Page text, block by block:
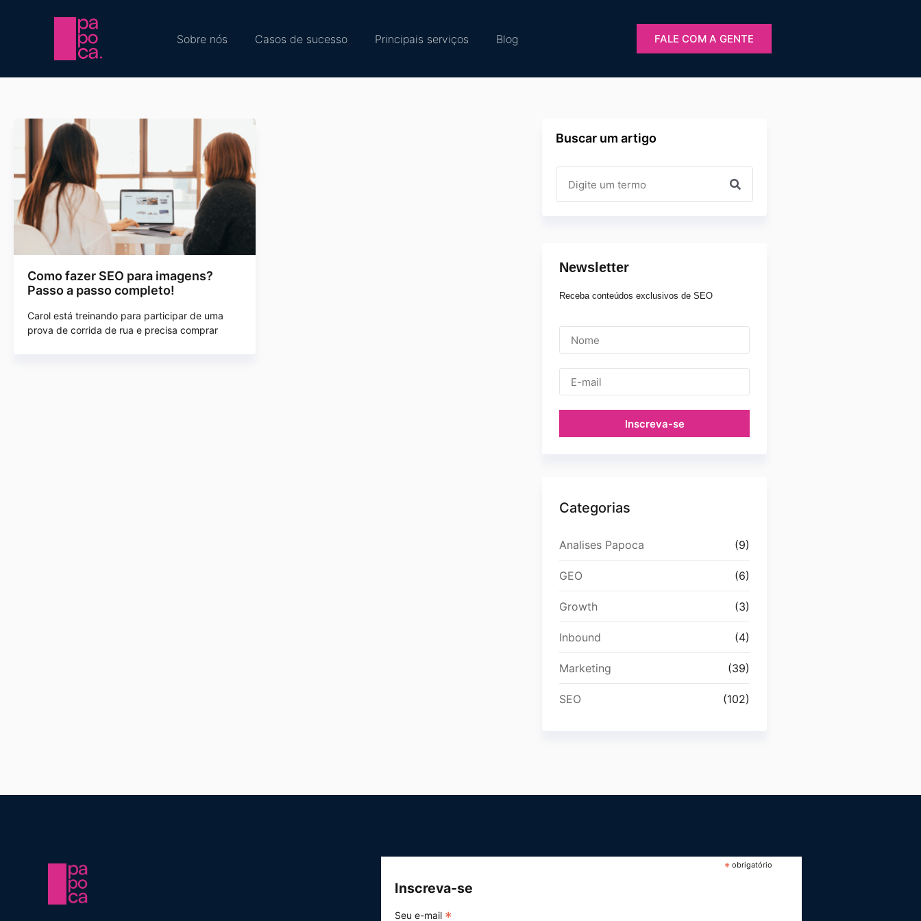
Sobre nós Casos de sucesso Principais serviços Blog FALE COM A GENTE
Como fazer SEO para imagens?
Passo a passo completo!
Carol está treinando para participar de uma
prova de corrida de rua e precisa comprar
Buscar um artigo
Newsletter
Receba conteúdos exclusivos de SEO
Inscreva-se
Categorias
Analises Papoca (9)
GEO (6)
Growth (3)
Inbound (4)
Marketing (39)
SEO (102)
* obrigatório
Inscreva-se
Seu e-mail *